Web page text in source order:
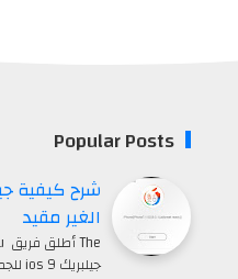
Popular Posts
الغير مقيد
جيلبريك ios 9 للجميع ونقدم لك…